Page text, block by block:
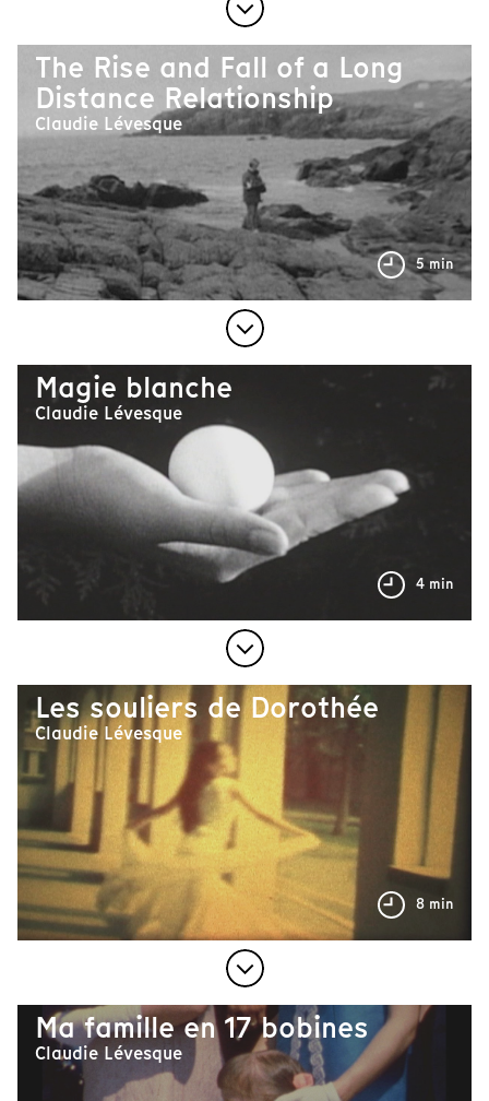
The Rise and Fall of a Long
Distance Relationship
Claudie Lévesque
5 min
Magie blanche
Claudie Lévesque
4 min
Les souliers de Dorothée
Claudie Lévesque
8 min
Ma famille en 17 bobines
Claudie Lévesque